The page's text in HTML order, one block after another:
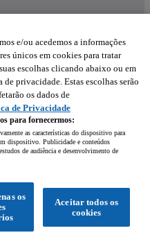
aplicação
e/ou acedemos a informações
únicos em cookies para tratar
escolhas clicando abaixo ou em
privacidade. Estas escolhas serão
os dados de
de Privacidade
para fornecermos:
as características do dispositivo para
dispositivo. Publicidade e conteúdos
de audiência e desenvolvimento de
Aceitar todos os
cookies
os